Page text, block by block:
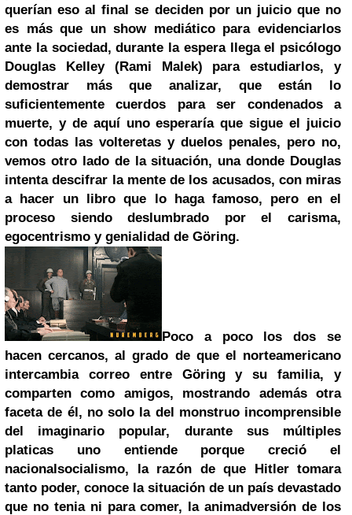
querían eso al final se deciden por un juicio que no
es más que un show mediático para evidenciarlos
ante la sociedad, durante la espera llega el psicólogo
Douglas Kelley (Rami Malek) para estudiarlos, y
demostrar más que analizar, que están lo
suficientemente cuerdos para ser condenados a
muerte, y de aquí uno esperaría que sigue el juicio
con todas las volteretas y duelos penales, pero no,
vemos otro lado de la situación, una donde Douglas
intenta descifrar la mente de los acusados, con miras
a hacer un libro que lo haga famoso, pero en el
proceso siendo deslumbrado por el carisma,
egocentrismo y genialidad de Göring.
Poco a poco los dos se
hacen cercanos, al grado de que el norteamericano
intercambia correo entre Göring y su familia, y
comparten como amigos, mostrando además otra
faceta de él, no solo la del monstruo incomprensible
del imaginario popular, durante sus múltiples
platicas uno entiende porque creció el
nacionalsocialismo, la razón de que Hitler tomara
tanto poder, conoce la situación de un país devastado
que no tenia ni para comer, la animadversión de los